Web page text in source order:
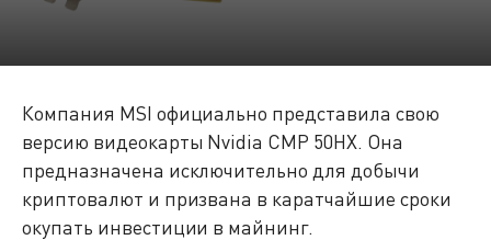
Компания MSI официально представила свою
версию видеокарты Nvidia CMP 50HX. Она
предназначена исключительно для добычи
криптовалют и призвана в каратчайшие сроки
окупать инвестиции в майнинг.